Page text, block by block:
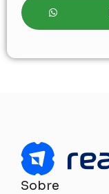
Sobre